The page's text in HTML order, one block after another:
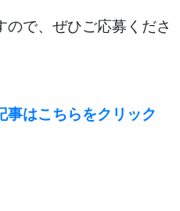
ので、ぜひご応募くださ
事はこちらをクリック